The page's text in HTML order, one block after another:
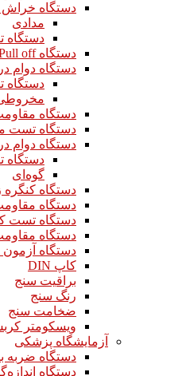
دستگاه خراش
مدادی
دستگاه Pull off
دستگاه دوام
دستگاه
دستگاه
دستگاه تست
دستگاه دوام
گوه‌ای
دستگاه
دستگاه
دستگاه تست
دستگاه
دستگاه
کاپ DIN
براقیت سنج
رنگ سنج
ضخامت سنج
ویسکومتر
آزمایشگاه پزشکی
دستگاه ضربه
دستگاه